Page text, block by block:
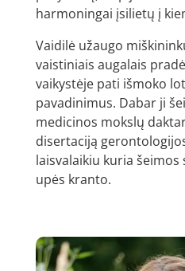
harmoningai įsilietų į
Vaidilė užaugo
vaistiniais augalais
vaikystėje pati išmoko
pavadinimus. Dabar ji
medicinos mokslų
disertaciją
laisvalaikiu kuria šeimos
upės kranto.